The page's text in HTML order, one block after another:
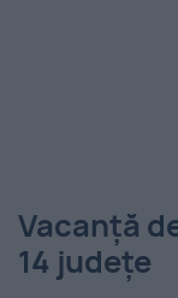
Vacanță
14 județe